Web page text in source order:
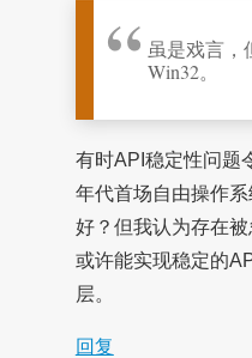
虽是戏言，
Win32。
有时API稳定性问题
年代首场自由操作
好？但我认为存在
或许能实现稳定的
层。
回复